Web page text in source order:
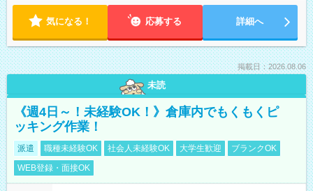
気になる！ 応募する 詳細へ
掲載日：2026.08.06
未読
《週4日～！未経験OK！》倉庫内でもくもくピ
ッキング作業！
派遣 職種未経験OK 社会人未経験OK 大学生歓迎
ブランクOK
WEB登録・面接OK